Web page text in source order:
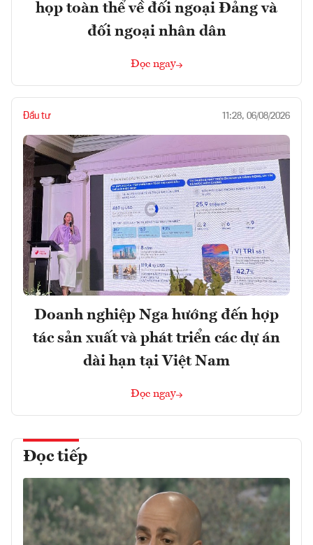
họp toàn thể về đối ngoại Đảng và
đối ngoại nhân dân
Đọc ngay
Đầu tư 11:28, 06/08/2026
Doanh nghiệp Nga hướng đến hợp
tác sản xuất và phát triển các dự án
dài hạn tại Việt Nam
Đọc ngay
Đọc tiếp